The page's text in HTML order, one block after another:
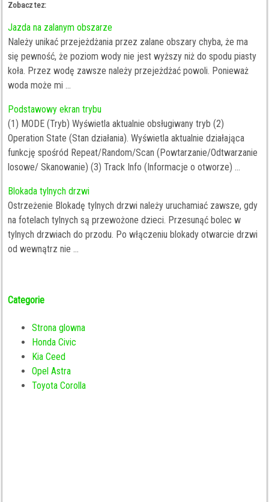
Zobacz tez:
Jazda na zalanym obszarze
Należy unikać przejeżdżania przez zalane obszary chyba, że ma
się pewność, że poziom wody nie jest wyższy niż do spodu piasty
koła. Przez wodę zawsze należy przejeżdżać powoli. Ponieważ
woda może mi ...
Podstawowy ekran trybu
(1) MODE (Tryb) Wyświetla aktualnie obsługiwany tryb (2)
Operation State (Stan działania). Wyświetla aktualnie działająca
funkcję spośród Repeat/Random/Scan (Powtarzanie/Odtwarzanie
losowe/ Skanowanie) (3) Track Info (Informacje o otworze) ...
Blokada tylnych drzwi
Ostrzeżenie Blokadę tylnych drzwi należy uruchamiać zawsze, gdy
na fotelach tylnych są przewożone dzieci. Przesunąć bolec w
tylnych drzwiach do przodu. Po włączeniu blokady otwarcie drzwi
od wewnątrz nie ...
Categorie
Strona glowna
Honda Civic
Kia Ceed
Opel Astra
Toyota Corolla